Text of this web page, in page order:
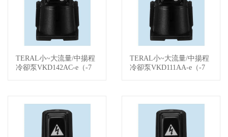
查看詳情
TERAL小~大流量/中揚程
冷卻泵VKD142AC-e（-7
查看詳情
TERAL小~大流量/中揚程
冷卻泵VKD111AA-e（-7